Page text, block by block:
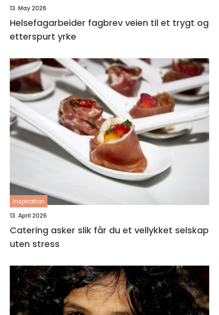
13. May 2026
Helsefagarbeider fagbrev veien til et trygt og
etterspurt yrke
inspiration
13. April 2026
Catering asker slik får du et vellykket selskap
uten stress